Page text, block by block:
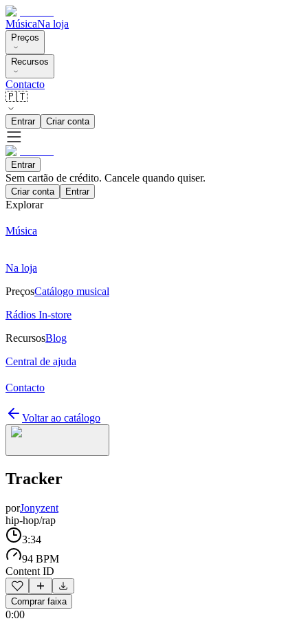
MúsicaNa loja
Preços
Recursos
Contacto
🇵🇹
Entrar Criar conta
Entrar
Sem cartão de crédito. Cancele quando quiser.
Criar conta Entrar
Explorar
Música
Na loja
PreçosCatálogo musical
Rádios In-store
RecursosBlog
Central de ajuda
Contacto
Voltar ao catálogo
Tracker
porJonyzent
hip-hop/rap
3:34
94 BPM
Content ID
Comprar faixa
0:00